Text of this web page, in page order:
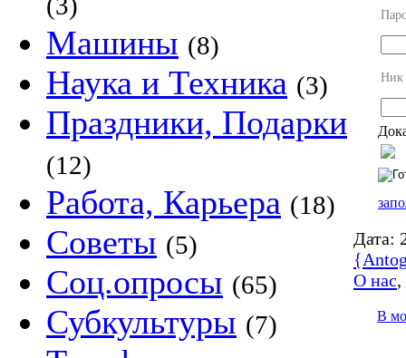
Машины (8)
Наука и Техника (3)
Праздники, Подарки
(12)
Работа, Карьера (18)
Советы (5)
Соц.опросы (65)
Субкультуры (7)
Ник
Дата:
О нас
В